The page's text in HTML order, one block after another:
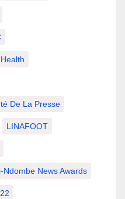
Health
De La Presse
LINAFOOT
Ndombe News Awards